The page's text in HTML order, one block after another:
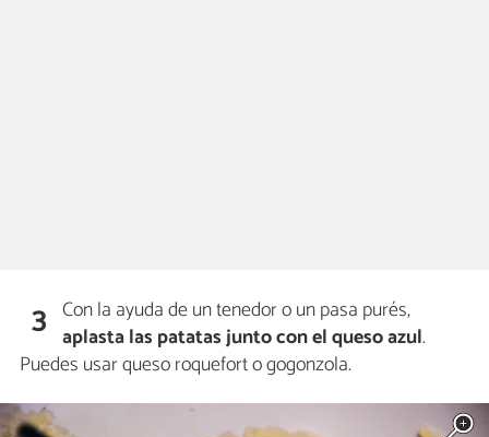
3 Con la ayuda de un tenedor o un pasa purés,
aplasta las patatas junto con el queso azul.
Puedes usar queso roquefort o gogonzola.